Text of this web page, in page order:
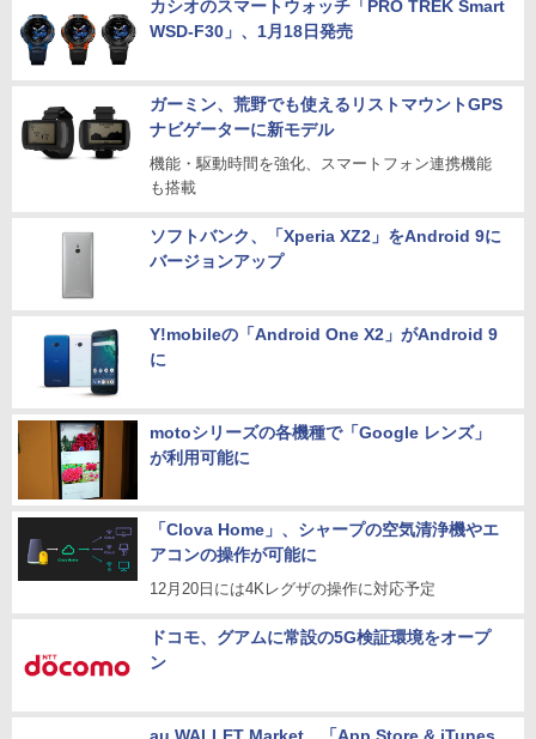
カシオのスマートウォッチ「PRO TREK Smart
WSD-F30」、1月18日発売
ガーミン、荒野でも使えるリストマウントGPS
ナビゲーターに新モデル
機能・駆動時間を強化、スマートフォン連携機能
も搭載
ソフトバンク、「Xperia XZ2」をAndroid 9に
バージョンアップ
Y!mobileの「Android One X2」がAndroid 9
に
motoシリーズの各機種で「Google レンズ」
が利用可能に
「Clova Home」、シャープの空気清浄機やエ
アコンの操作が可能に
12月20日には4Kレグザの操作に対応予定
ドコモ、グアムに常設の5G検証環境をオープ
ン